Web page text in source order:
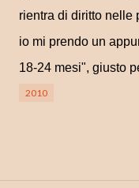
rientra di diritto nelle
io mi prendo un
18-24 mesi", giusto
2010